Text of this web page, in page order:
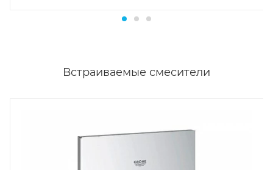
Встраиваемые смесители